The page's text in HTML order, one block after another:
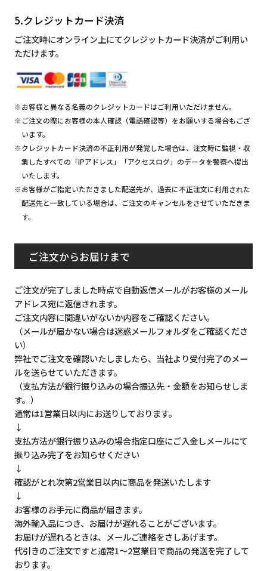
5.クレジットカード決済
ご注文時にオンライン上にてクレジットカード決済がご利用い
ただけます。
※お客様と異なる名義のクレジットカードはご利用いただけません。
※ご注文の際にお客様の本人確認（電話確認等）をお願いする場合もござ
います。
※クレジットカード決済の不正利用が発覚した場合は、注文時に監視・収
集したすべての「IPアドレス」「アクセスログ」のデータを警察へ提出
いたします。
※お客様がご指定いただきました配送先が、過去に不正注文に利用された
配送先と一致している場合は、ご注文のキャンセルをさせていただきま
す。
ご注文からお届けまで
ご注文が完了しました時点で自動返信メールがお客様のメール
アドレス宛に返信されます。
ご注文内容に間違いがないか内容をご確認ください。
（メールが届かない場合は迷惑メールフォルダをご確認くださ
い）
弊社でご注文を確認いたしましたら、当社より受付完了のメー
ルを送らせていただきます。
（支払方法が銀行振り込みの場合振込先・金額をお知らせしま
す。）
通常は1営業日以内にお送りしております。
↓
支払方法が銀行振り込みの場合指定口座にご入金しメールにて
振り込み完了をお知らせください
↓
確認がとれ次第2営業日以内に商品を発送いたします
↓
お客様のお手元に商品が届きます。
海外輸入品につき、お届けが遅れることがございます。
お届けが遅れるときは、メールご連絡をさしあげます。
代引きのご注文ですと通常1～2営業日で商品の発送を完了して
おります。